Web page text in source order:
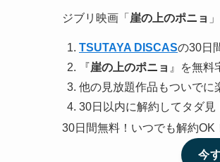
ジブリ映画「 崖の上のポニョ
TSUTAYA DISCASの30日
『崖の上のポニョ 』を無料
他の見放題作品もついでに
30日以内に解約してタダ見
30日間無料！いつでも解約OK
今